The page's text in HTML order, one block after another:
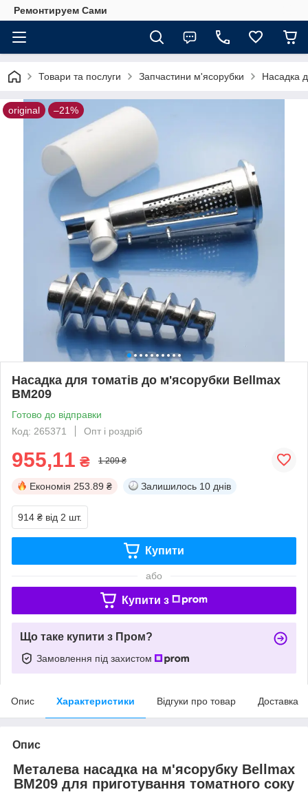
Ремонтируем Сами
Товари та послуги Запчастини м'ясорубки Насадка
original –21%
Насадка для томатів до м'ясорубки Bellmax
BM209
Готово до відправки
Код: 265371
Опт і роздріб
955,11 ₴ 1 209 ₴
Економія 253.89 ₴ Залишилось 10 днів
914 ₴ від 2 шт.
Купити
або
Купити з
Що таке купити з Пром?
Замовлення під захистом
Опис Характеристики Відгуки про товар Доставка
Опис
Металева насадка на м'ясорубку Bellmax
BM209 для приготування томатного соку